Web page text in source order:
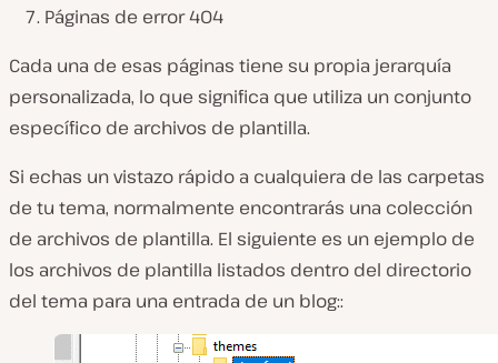
Páginas de error 404
Cada una de esas páginas tiene su propia jerarquía
personalizada, lo que significa que utiliza un conjunto
específico de archivos de plantilla.
Si echas un vistazo rápido a cualquiera de las carpetas
de tu tema, normalmente encontrarás una colección
de archivos de plantilla. El siguiente es un ejemplo de
los archivos de plantilla listados dentro del directorio
del tema para una entrada de un blog::